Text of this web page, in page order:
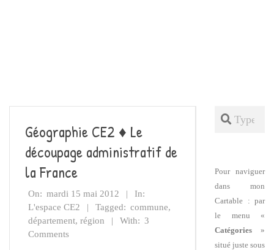
Géographie CE2 ♦ Le
découpage administratif de
la France
On: mardi 15 mai 2012
In:
L'espace CE2
Tagged: commune,
département, région With: 3
Comments
Search
Pour naviguer
dans mon
Cartable : par
le menu «
Catégories »
situé juste sous